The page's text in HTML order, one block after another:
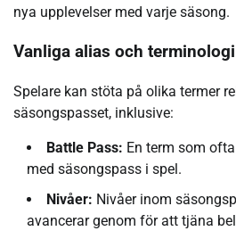
nya upplevelser med varje säsong.
Vanliga alias och
Spelare kan stöta på olika termer
säsongspasset, inklusive:
Battle Pass: En term som
med säsongspass i spel.
Nivåer: Nivåer inom
avancerar genom för att tjäna